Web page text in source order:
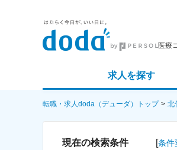
医療
求人を探す
詳細条件から探す
転職・求人doda（デューダ）トップ 北
現在の検索条件 [条件